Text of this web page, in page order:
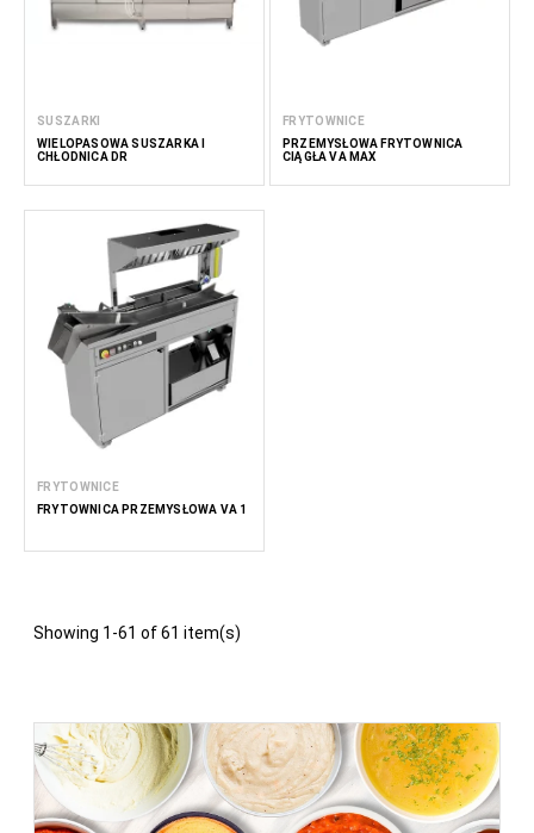
SUSZARKI
WIELOPASOWA SUSZARKA I
CHŁODNICA DR
FRYTOWNICE
PRZEMYSŁOWA FRYTOWNICA
CIĄGŁA VA MAX
FRYTOWNICE
FRYTOWNICA PRZEMYSŁOWA VA 1
Showing 1-61 of 61 item(s)